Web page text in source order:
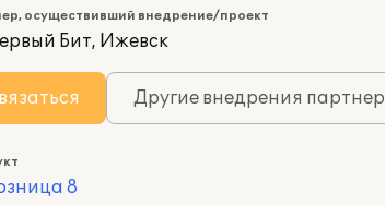
осуществивший внедрение/проект
Бит, Ижевск
Другие внедрения
8